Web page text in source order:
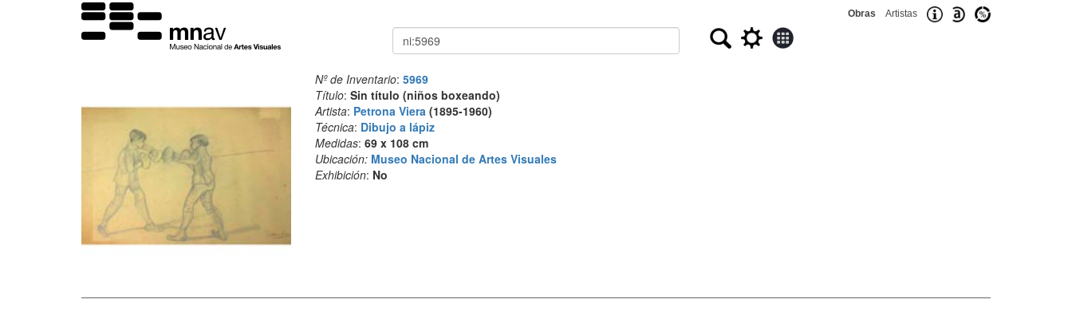
Obras Artistas
Buscar
Nº de Inventario: 5969
Título: Sin título (niños boxeando)
Artista: Petrona Viera(1895-1960)
Técnica: Dibujo a lápiz
Medidas: 69 x 108 cm
Ubicación: Museo Nacional de Artes Visuales
Exhibición: No